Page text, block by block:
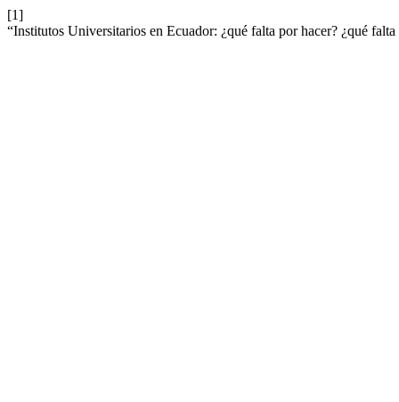
[1]
“Institutos Universitarios en Ecuador: ¿qué falta por hacer? ¿qué